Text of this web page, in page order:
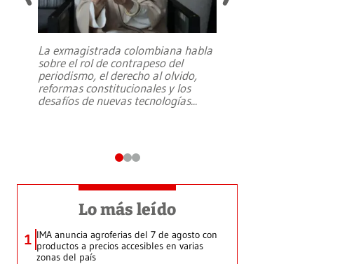
La exmagistrada colombiana habla
sobre el rol de contrapeso del
periodismo, el derecho al olvido,
reformas constitucionales y los
desafíos de nuevas tecnologías...
Lo más leído
1 IMA anuncia agroferias del 7 de agosto con
productos a precios accesibles en varias
zonas del país